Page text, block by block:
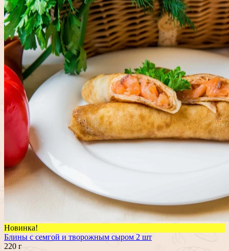
Новинка!
Блины с семгой и творожным сыром 2 шт
220 г